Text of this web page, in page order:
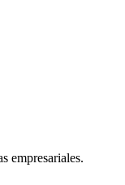
empresariales.